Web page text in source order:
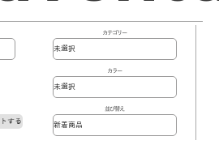
カテゴリー
カラー
する
並び替え